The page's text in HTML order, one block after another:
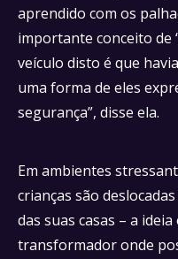
aprendido com os
importante conceito de
veículo disto é que
uma forma de eles
segurança”, disse ela.
Em ambientes
crianças são
das suas casas – a
transformador onde